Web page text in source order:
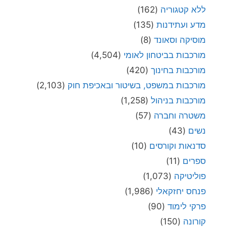
ללא קטגוריה (162)
מדע ועתידנות (135)
מוסיקה וסאונד (8)
מורכבות בביטחון לאומי (4,504)
מורכבות בחינוך (420)
מורכבות במשפט, בשיטור ובאכיפת חוק (2,103)
מורכבות בניהול (1,258)
משטרה וחברה (57)
נשים (43)
סדנאות וקורסים (10)
ספרים (11)
פוליטיקה (1,073)
פנחס יחזקאלי (1,986)
פרקי לימוד (90)
קורונה (150)